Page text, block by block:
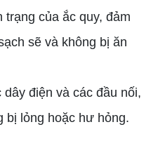
trạng của ắc quy, đảm
sẽ và không bị ăn
dây điện và các đầu nối,
bị lỏng hoặc hư hỏng.